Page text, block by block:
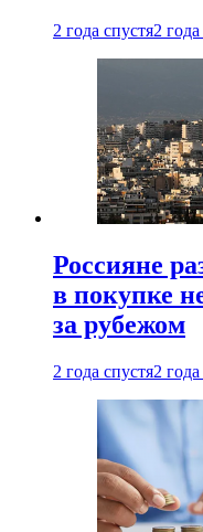
2 года спустя2
Россияне
в покупке
за рубежом
2 года спустя2